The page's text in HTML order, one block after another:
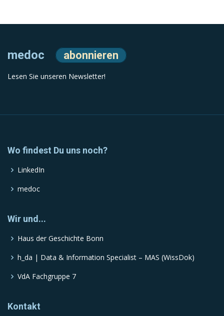
medoc abonnieren
Lesen Sie unseren Newsletter!
Wo findest Du uns noch?
LinkedIn
medoc
Wir und...
Haus der Geschichte Bonn
h_da | Data & Information Specialist – MAS (WissDok)
VdA Fachgruppe 7
Kontakt